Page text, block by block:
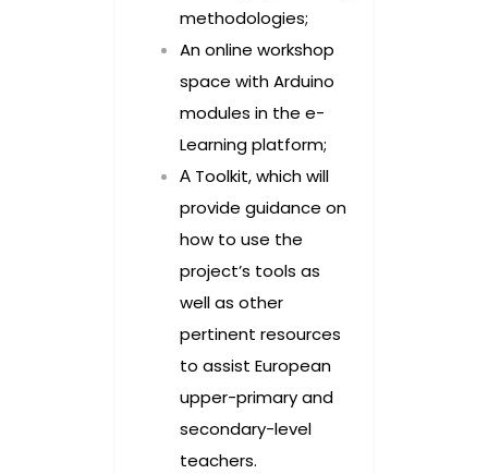
methodologies;
An online workshop
space with Arduino
modules in the e-
Learning platform;
Α Toolkit, which will
provide guidance on
how to use the
project’s tools as
well as other
pertinent resources
to assist European
upper-primary and
secondary-level
teachers.